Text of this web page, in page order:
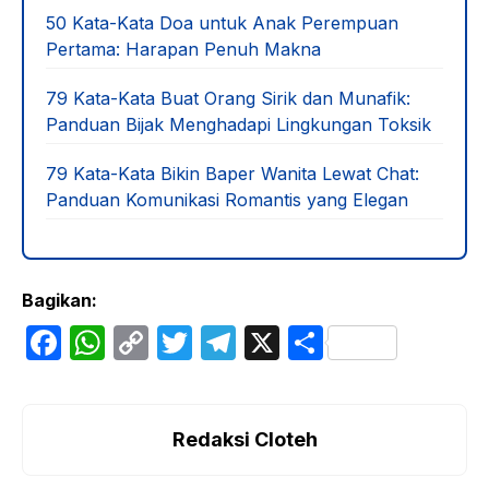
50 Kata-Kata Doa untuk Anak Perempuan
Pertama: Harapan Penuh Makna
79 Kata-Kata Buat Orang Sirik dan Munafik:
Panduan Bijak Menghadapi Lingkungan Toksik
79 Kata-Kata Bikin Baper Wanita Lewat Chat:
Panduan Komunikasi Romantis yang Elegan
Bagikan:
F
W C
T
er
T
gr
X S
Redaksi Cloteh